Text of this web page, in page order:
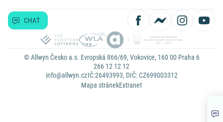
CHAT
© Allwyn Česko a.s. Evropská 866/69, Vokovice, 160 00 Praha 6
266 12 12 12
info@allwyn.czIČ:26493993, DIČ: CZ699003312
Mapa stránekExtranet